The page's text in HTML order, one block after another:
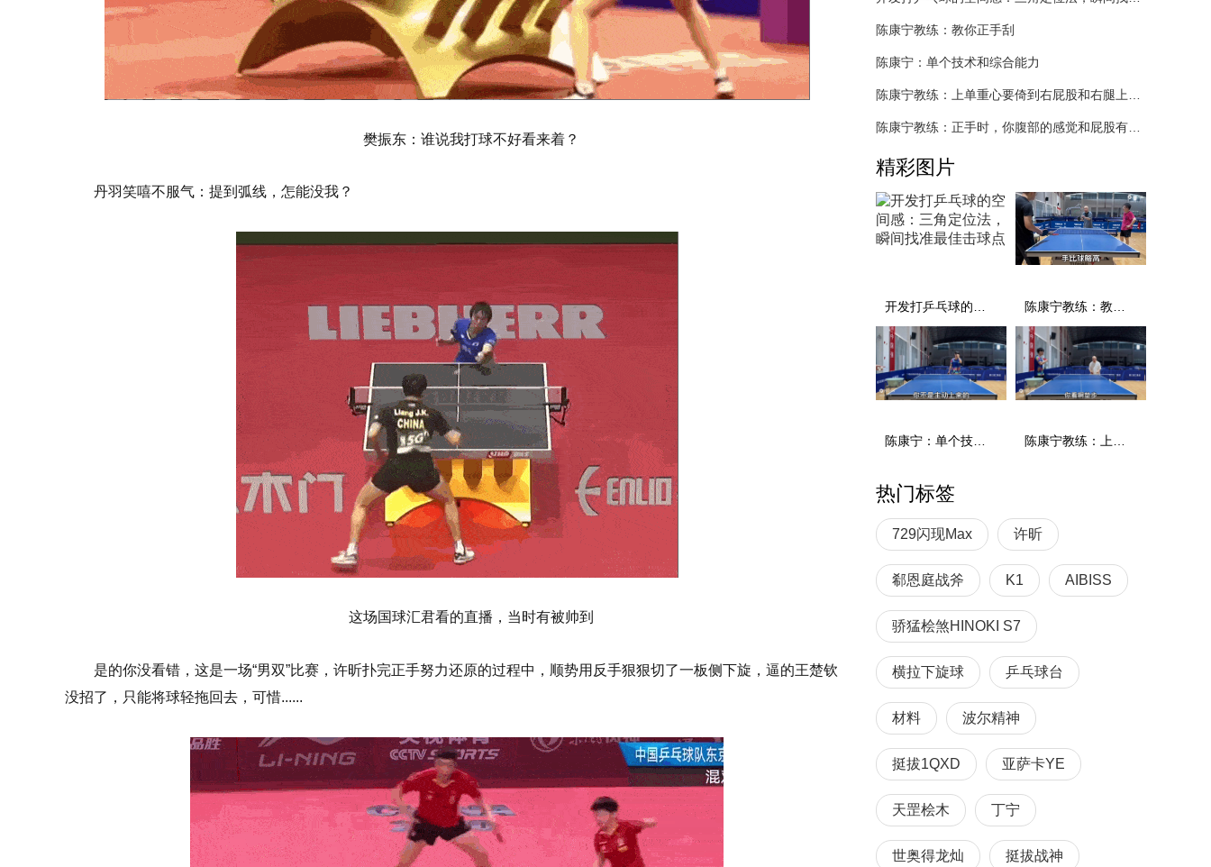
樊振东：谁说我打球不好看来着？
丹羽笑嘻不服气：提到弧线，怎能没我？
这场国球汇君看的直播，当时有被帅到
是的你没看错，这是一场“男双”比赛，许昕扑完正手努力还原的过程中，顺势用反手狠狠切了一板侧下旋，逼的王楚钦
没招了，只能将球轻拖回去，可惜......
陈康宁教练：教你正手刮
陈康宁：单个技术和综合能力
精彩图片
热门标签
729闪现Max 许昕
郗恩庭战斧 K1 AIBISS
骄猛桧煞HINOKI S7
横拉下旋球 乒乓球台
材料 波尔精神
挺拔1QXD 亚萨卡YE
天罡桧木 丁宁
世奥得龙灿 挺拔战神